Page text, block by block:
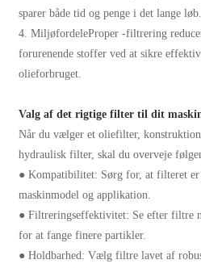
sparer både tid og penge i det lange løb.
4. MiljøfordeleProper -filtrering
forurenende stoffer ved at sikre
olieforbruget.
Valg af det rigtige filter til dit
Når du vælger et oliefilter,
hydraulisk filter, skal du overveje
● Kompatibilitet: Sørg for, at filteret
maskinmodel og applikation.
● Filtreringseffektivitet: Se efter filtre
for at fange finere partikler.
● Holdbarhed: Vælg filtre lavet af